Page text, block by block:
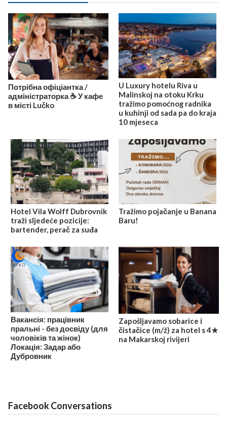
Потрібна офіціантка /
адміністраторка ☕️ У кафе
в місті Lučko
U Luxury hotelu Riva u
Malinskoj na otoku Krku
tražimo pomoćnog radnika
u kuhinji od sada pa do kraja
10 mjeseca
Hotel Vila Wolff Dubrovnik
traži sljedeće pozicije:
bartender, perač za suđa
Tražimo pojačanje u Banana
Baru!
Вакансія: працівник
пральні - без досвіду (для
чоловіків та жінок)
Локація: Задар або
Дубровник
Zapošljavamo sobarice i
čistačice (m/ž) za hotel s 4★
na Makarskoj rivijeri
Facebook Conversations